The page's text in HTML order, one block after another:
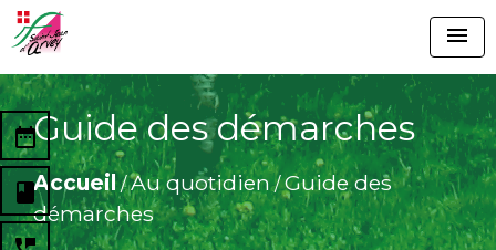
menu
Guide des démarches
Accueil/Au quotidien/Guide des
démarches
date_range
book